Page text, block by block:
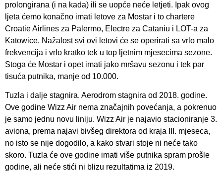
prolongirana (i na kada) ili se uopće neće letjeti. Ipak ovog
ljeta ćemo konačno imati letove za Mostar i to chartere
Croatie Airlines za Palermo, Electre za Cataniu i LOT-a za
Katowice. Nažalost svi ovi letovi će se operirati sa vrlo malo
frekvencija i vrlo kratko tek u top ljetnim mjesecima sezone.
Stoga će Mostar i opet imati jako mršavu sezonu i tek par
tisuća putnika, manje od 10.000.
Tuzla i dalje stagnira. Aerodrom stagnira od 2018. godine.
Ove godine Wizz Air nema značajnih povećanja, a pokrenuo
je samo jednu novu liniju. Wizz Air je najavio stacioniranje 3.
aviona, prema najavi bivšeg direktora od kraja III. mjeseca,
no isto se nije dogodilo, a kako stvari stoje ni neće tako
skoro. Tuzla će ove godine imati više putnika spram prošle
godine, ali neće stići ni blizu rezultatima iz 2019.